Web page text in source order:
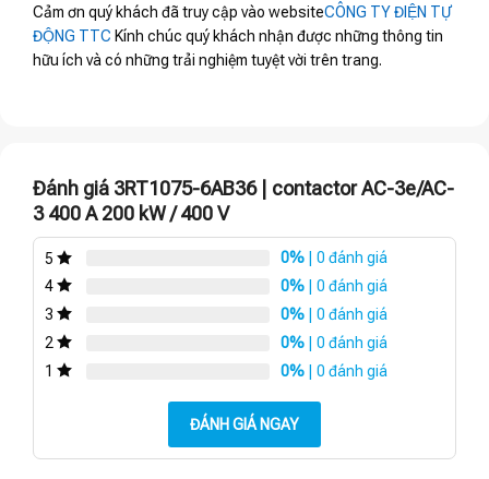
Cảm ơn quý khách đã truy cập vào websiteCÔNG TY ĐIỆN TỰ
ĐỘNG TTC Kính chúc quý khách nhận được những thông tin
hữu ích và có những trải nghiệm tuyệt vời trên trang.
Đánh giá 3RT1075-6AB36 | contactor AC-3e/AC-
3 400 A 200 kW / 400 V
5 0% | 0 đánh giá
4
0% | 0 đánh giá
3
0% | 0 đánh giá
2
0% | 0 đánh giá
1
0% | 0 đánh giá
ĐÁNH GIÁ NGAY